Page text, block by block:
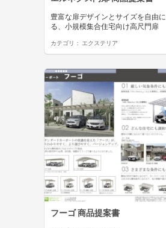
豊富な扉デザインとサイズを自由
る、小規模集合住宅向け高尺門扉
カテゴリ： エクステリア
フーゴ 商品提案書